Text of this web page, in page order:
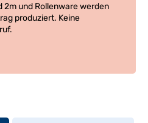
2m und Rollenware werden
produziert. Keine